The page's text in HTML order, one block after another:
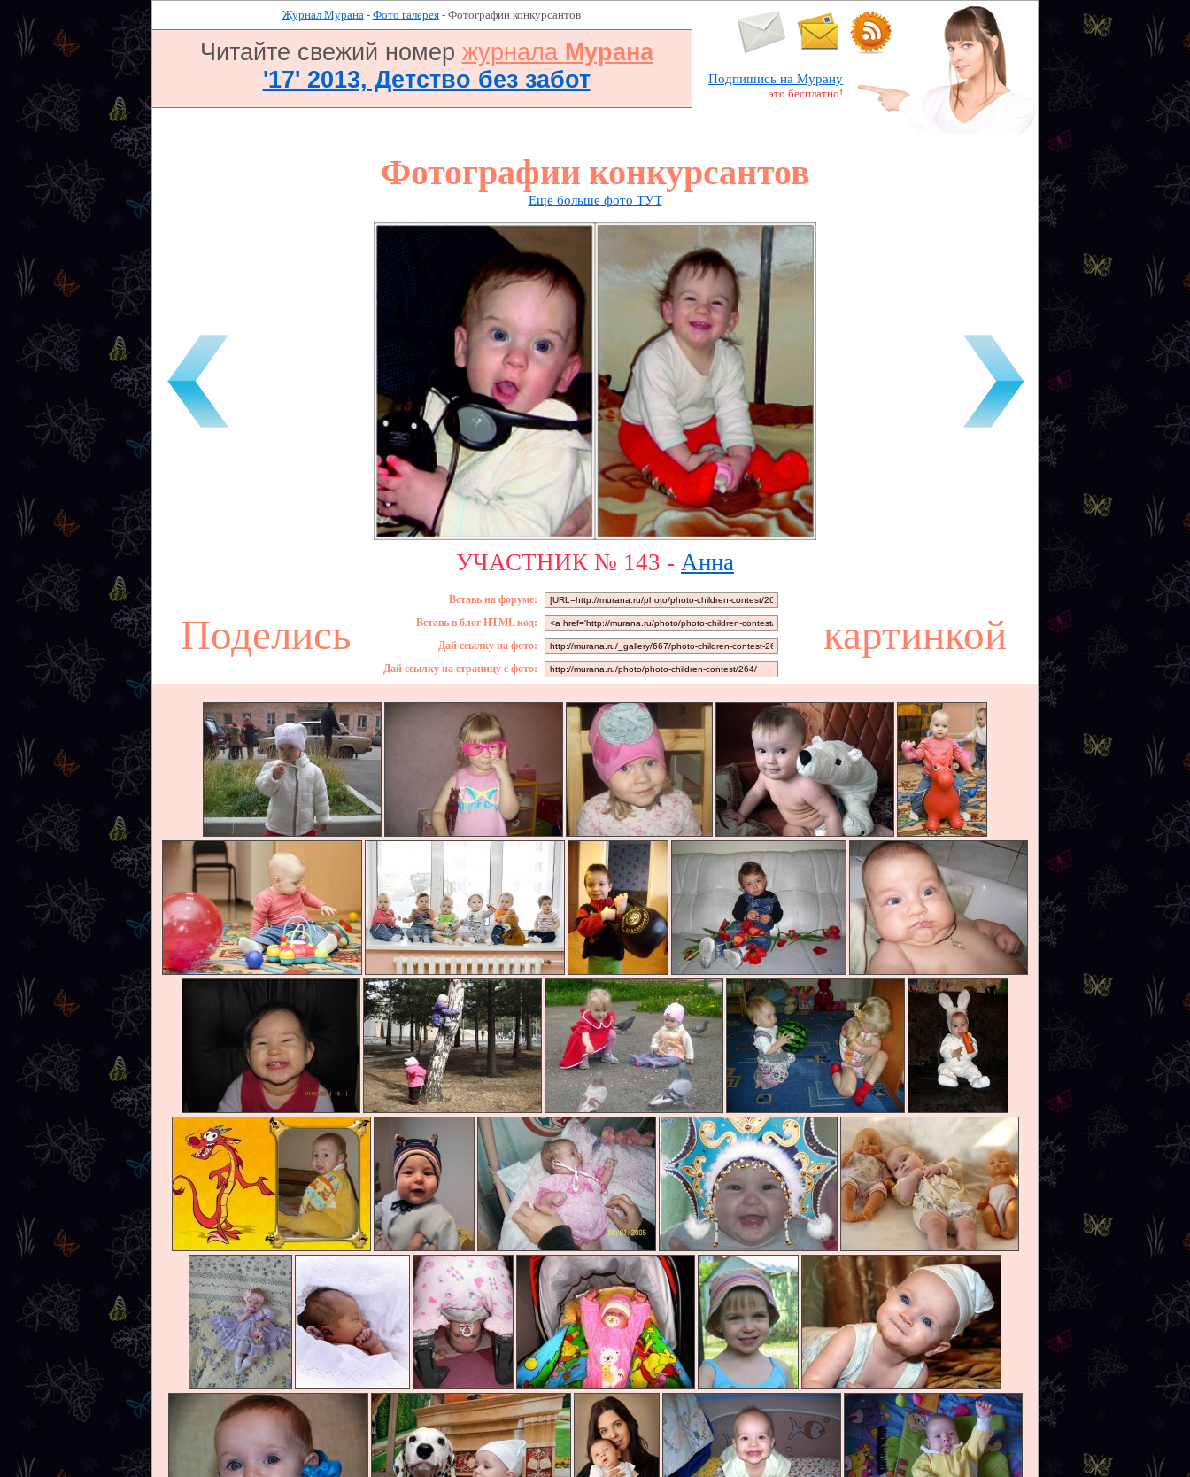
Журнал Мурана- Фото галерея- Фотографии конкурсантов
Читайте свежий номер журнала Мурана
'17' 2013, Детство без забот
Подпишись на Мурану
это бесплатно!
Фотографии конкурсантов
Ещё больше фото ТУТ
УЧАСТНИК № 143 - Анна
Поделись
Вставь на форуме:
Вставь в блог HTML код:
Дай ссылку на фото:
Дай ссылку на страницу с фото:
картинкой